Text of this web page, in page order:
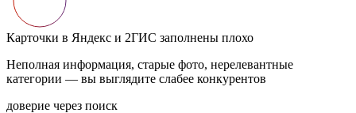
Карточки в Яндекс и 2ГИС заполнены плохо
Неполная информация, старые фото, нерелевантные
категории — вы выглядите слабее конкурентов
доверие через поиск